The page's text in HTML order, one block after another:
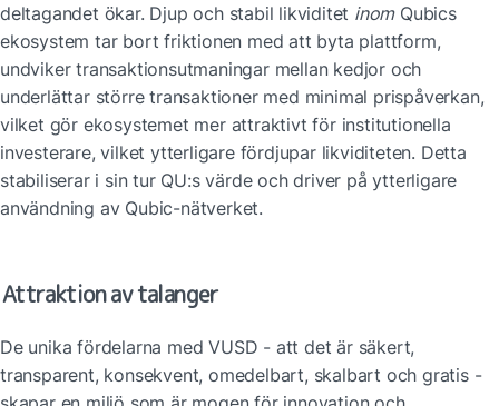
deltagandet ökar. Djup och stabil likviditet inom Qubics
ekosystem tar bort friktionen med att byta plattform,
undviker transaktionsutmaningar mellan kedjor och
underlättar större transaktioner med minimal prispåverkan,
vilket gör ekosystemet mer attraktivt för institutionella
investerare, vilket ytterligare fördjupar likviditeten. Detta
stabiliserar i sin tur QU:s värde och driver på ytterligare
användning av Qubic-nätverket.
Attraktion av talanger
De unika fördelarna med VUSD - att det är säkert,
transparent, konsekvent, omedelbart, skalbart och gratis -